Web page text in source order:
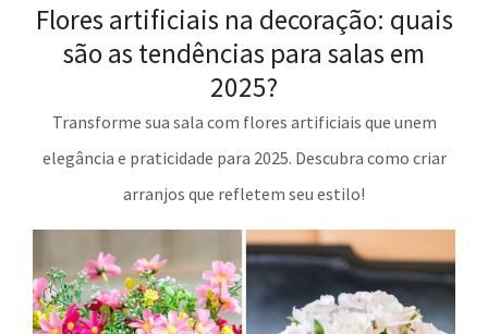
Flores artificiais na decoração: quais
são as tendências para salas em
2025?
Transforme sua sala com flores artificiais que unem
elegância e praticidade para 2025. Descubra como criar
arranjos que refletem seu estilo!